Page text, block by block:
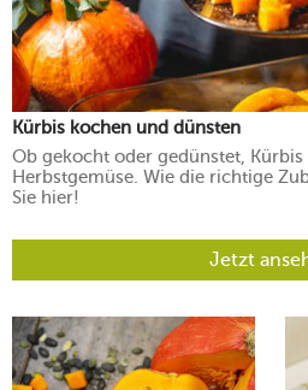
Kürbis kochen und dünsten
Ob gekocht oder gedünstet, Kürbis
Herbstgemüse. Wie die richtige
Sie hier!
Jetzt